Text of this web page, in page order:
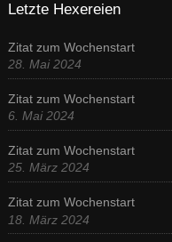
Letzte Hexereien
Zitat zum Wochenstart
28. Mai 2024
Zitat zum Wochenstart
6. Mai 2024
Zitat zum Wochenstart
25. März 2024
Zitat zum Wochenstart
18. März 2024